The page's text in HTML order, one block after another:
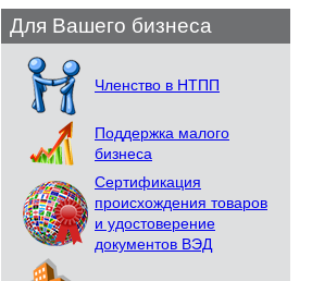
Для Вашего бизнеса
Членство в НТПП
Поддержка малого
бизнеса
Сертификация
происхождения товаров
и удостоверение
документов ВЭД